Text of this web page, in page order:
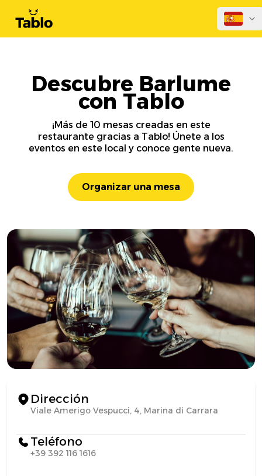
Descubre Barlume
con Tablo
¡Más de 10 mesas creadas en este
restaurante gracias a Tablo! Únete a los
eventos en este local y conoce gente nueva.
Organizar una mesa
Dirección
Viale Amerigo Vespucci, 4, Marina di Carrara
Teléfono
+39 392 116 1616